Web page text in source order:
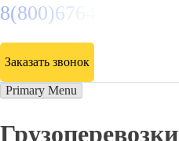
8(800)6764935
Заказать звонок
Primary Menu